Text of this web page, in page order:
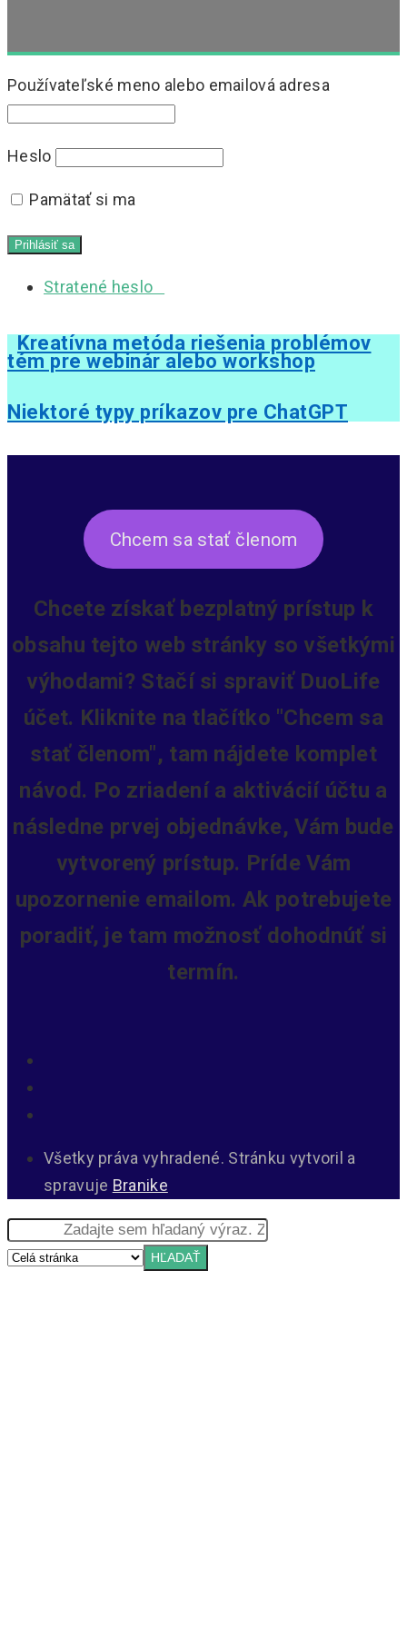
Používateľské meno alebo emailová adresa
Heslo
Pamätať si ma
Stratené heslo
Kreatívna metóda riešenia problémov
tém pre webinár alebo workshop
Niektoré typy príkazov pre ChatGPT
Chcem sa stať členom
Chcete získať bezplatný prístup k
obsahu tejto web stránky so všetkými
výhodami? Stačí si spraviť DuoLife
účet. Kliknite na tlačítko "Chcem sa
stať členom", tam nájdete komplet
návod. Po zriadení a aktivácií účtu a
následne prvej objednávke, Vám bude
vytvorený prístup. Príde Vám
upozornenie emailom. Ak potrebujete
poradiť, je tam možnosť dohodnúť si
termín.
Všetky práva vyhradené. Stránku vytvoril a
spravuje Branike